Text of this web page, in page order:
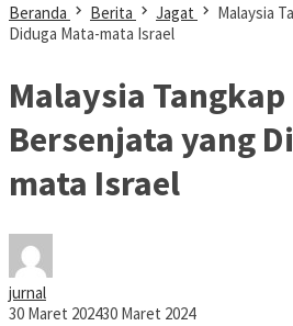
Beranda Berita Jagat
Malaysia
Diduga Mata-mata Israel
Malaysia
Bersenjata yang
mata Israel
jurnal
30 Maret 202430 Maret 2024